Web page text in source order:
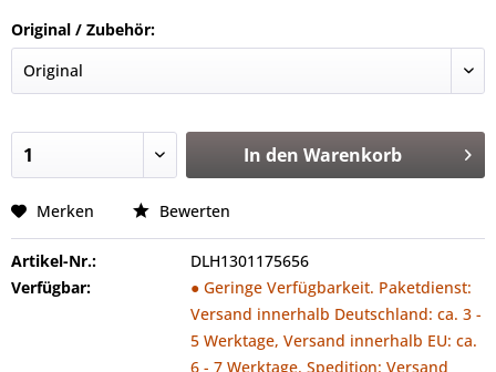
Original / Zubehör:
In den Warenkorb
Merken Bewerten
Artikel-Nr.:
DLH1301175656
Verfügbar:
● Geringe Verfügbarkeit. Paketdienst:
Versand innerhalb Deutschland: ca. 3 -
5 Werktage, Versand innerhalb EU: ca.
6 - 7 Werktage. Spedition: Versand